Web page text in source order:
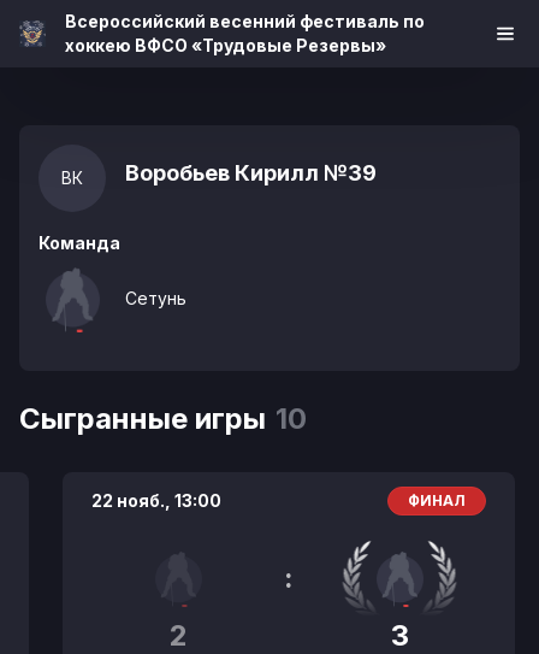
Всероссийский весенний фестиваль по
хоккею ВФСО «Трудовые Резервы»
ВК Воробьев Кирилл №39
Команда
Сетунь
Сыгранные игры 10
22 нояб., 13:00 ФИНАЛ
2
:
3